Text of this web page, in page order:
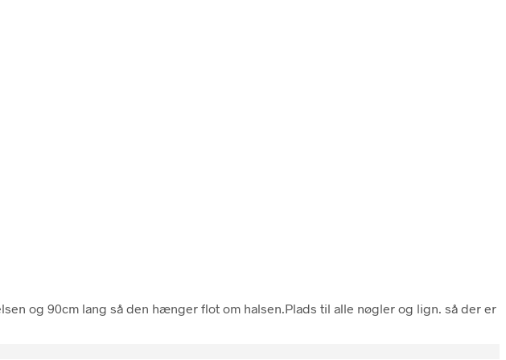
og 90cm lang så den hænger flot om halsen.Plads til alle nøgler og lign. så der er